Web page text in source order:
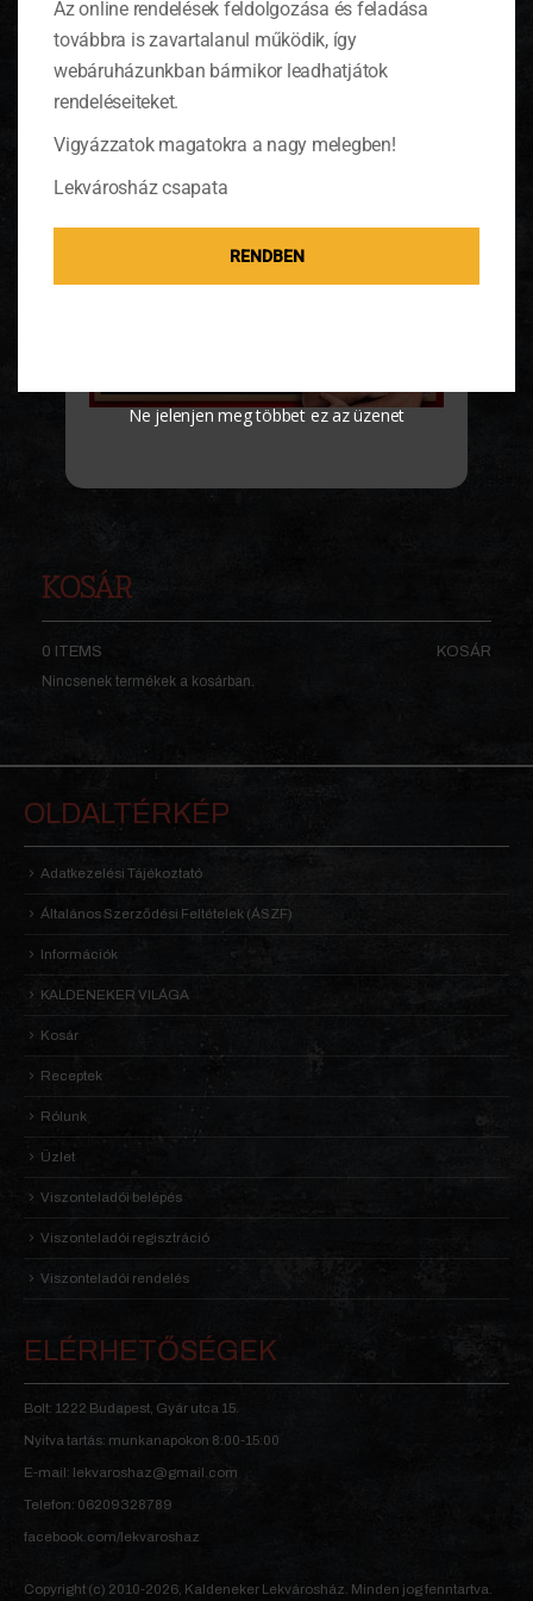
A lisztet keverjük ki simára a tejföllel, és ezzel
habarjuk be a ragut. A legvégén egy kis
tárkonyecettel vagy pár csepp citromlével tehetjük
pikánsabbá az ételt.
Orsótésztával tálaljuk.
Elkészítési idő: 1 óra 30 perc
KOSÁR
0 ITEMS
KOSÁR
Nincsenek termékek a kosárban.
OLDALTÉRKÉP
Adatkezelési Tájékoztató
Általános Szerződési Feltételek (ÁSZF)
Információk
KALDENEKER VILÁGA
Kosár
Receptek
Rólunk
Üzlet
Viszonteladói belépés
Viszonteladói regisztráció
Viszonteladói rendelés
ELÉRHETŐSÉGEK
Bolt: 1222 Budapest, Gyár utca 15.
Nyitva tartás: munkanapokon 8:00-15:00
E-mail: lekvaroshaz@gmail.com
Telefon: 06209328789
facebook.com/lekvaroshaz
Copyright (c) 2010-2026, Kaldeneker Lekvárosház. Minden jog fenntartva.
Az online rendelések feldolgozása és feladása
továbbra is zavartalanul működik, így
webáruházunkban bármikor leadhatjátok
rendeléseiteket.
Vigyázzatok magatokra a nagy melegben!
Lekvárosház csapata
RENDBEN
Ne jelenjen meg többet ez az üzenet